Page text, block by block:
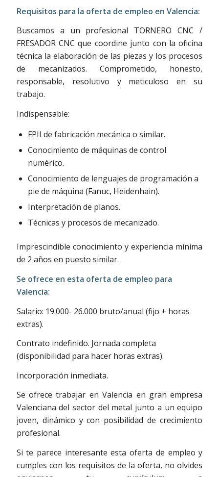
Requisitos para la oferta de empleo en Valencia:
Buscamos a un profesional TORNERO CNC /
FRESADOR CNC que coordine junto con la oficina
técnica la elaboración de las piezas y los procesos
de mecanizados. Comprometido, honesto,
responsable, resolutivo y meticuloso en su
trabajo.
Indispensable:
FPII de fabricación mecánica o similar.
Conocimiento de máquinas de control
numérico.
Conocimiento de lenguajes de programación a
pie de máquina (Fanuc, Heidenhain).
Interpretación de planos.
Técnicas y procesos de mecanizado.
Imprescindible conocimiento y experiencia mínima
de 2 años en puesto similar.
Se ofrece en esta oferta de empleo para
Valencia:
Salario: 19.000- 26.000 bruto/anual (fijo + horas
extras).
Contrato indefinido. Jornada completa
(disponibilidad para hacer horas extras).
Incorporación inmediata.
Se ofrece trabajar en Valencia en gran empresa
Valenciana del sector del metal junto a un equipo
joven, dinámico y con posibilidad de crecimiento
profesional.
Si te parece interesante esta oferta de empleo y
cumples con los requisitos de la oferta, no olvides